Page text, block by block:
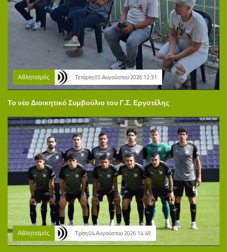
Αθλητισμός Τετάρτη 05 Αυγούστου 2026 12:31
Το νέο Διοικητικό Συμβούλιο του Γ.Σ. Εργοτέλης
Αθλητισμός Τρίτη 04 Αυγούστου 2026 14:49